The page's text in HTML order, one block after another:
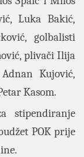
Luka Bakić,
golbalisti
plivači Ilija
Kujović,
Kasom.
stipendiranje
POK prije